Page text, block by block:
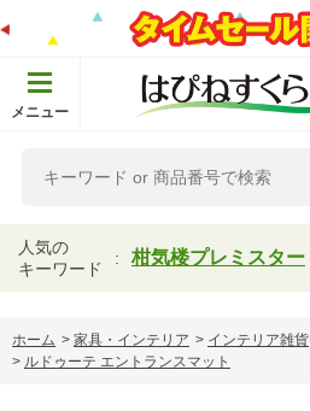
メニュー
人気の
キーワード
柑気楼プレミスター
ホーム > 家具・インテリア > インテリア雑貨
> ルドゥーテ エントランスマット